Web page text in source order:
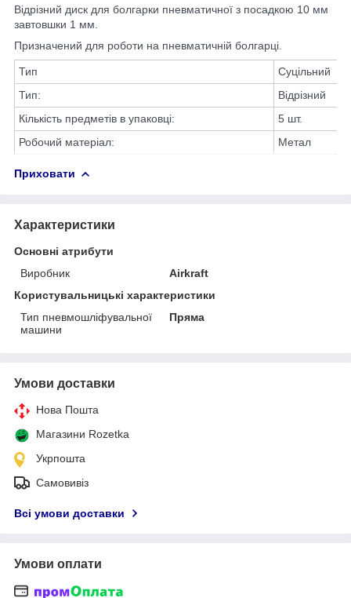
Відрізний диск для болгарки пневматичної з посадкою 10 мм
завтовшки 1 мм.
Призначений для роботи на пневматичній болгарці.
Тип
Суцільний
Тип:
Відрізний
Кількість предметів в упаковці:
5 шт.
Робочий матеріал:
Метал
Приховати
Характеристики
Основні атрибути
Виробник
Airkraft
Користувальницькі характеристики
Тип пневмошліфувальної
машини
Пряма
Умови доставки
Нова Пошта
Магазини Rozetka
Укрпошта
Самовивіз
Всі умови доставки
Умови оплати